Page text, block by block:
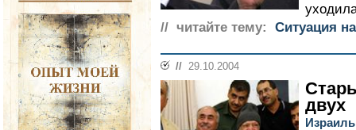
// читайте тему:
Ситуация
// 29.10.2004
двух